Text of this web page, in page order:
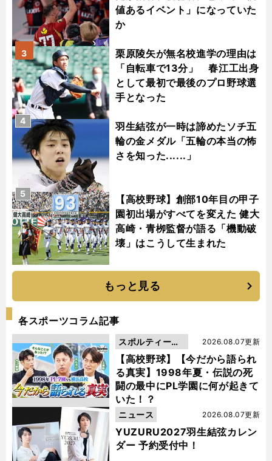
値あるイベント」になっていた
か
栗原陵矢が無名校進学の理由は
「自転車で13分」 春江工出身
として最初で最後のプロ野球選
手となった
3
羽生結弦が一時は諦めたソチ五
輪の金メダル「五輪の本当の怖
さを知った......」
4
【高校野球】創部10年目の甲子
園初出場がすべてを変えた 健大
高崎・青栁監督が語る「機動破
壊」はこうして生まれた
5
もっと見る
各スポーツコラム記事
【高校野球】【今だから語られ
る真実】1998年夏・伝説の死
闘の最中にPL学園に何が起きて
いた！？
2026.08.07更新
スポルティーバ
動画
YUZURU2027羽生結弦カレン
ダー 予約受付中！
2026.08.07更新
ニュース